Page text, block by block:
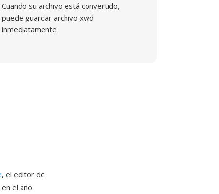
Cuando su archivo está convertido,
puede guardar archivo xwd
inmediatamente
, el editor de
el ano